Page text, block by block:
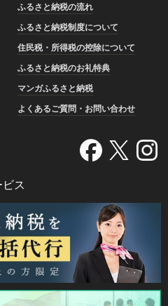
ふるさと納税の流れ
ふるさと納税制度について
住民税・所得税の控除について
ふるさと納税のお礼特典
マンガふるさと納税
よくあるご質問・お問い合わせ
ス